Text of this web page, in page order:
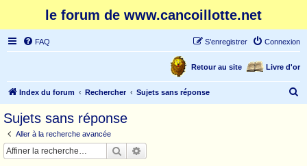
le forum de www.cancoillotte.net
FAQ Connexion
S’enregistrer
Livre d'or
Retour au site
Index du forum Rechercher Sujets sans réponse
Sujets sans réponse
Aller à la recherche avancée
Rechercher